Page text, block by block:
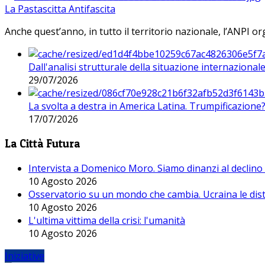
La Pastascitta Antifascita
Anche quest’anno, in tutto il territorio nazionale, l’ANPI
Dall'analisi strutturale della situazione
29/07/2026
La svolta a destra in America Latina. Trumpificazione?
17/07/2026
La Città Futura
Intervista a Domenico Moro. Siamo dinanzi al declino
10 Agosto 2026
Osservatorio su un mondo che cambia. Ucraina le
10 Agosto 2026
L'ultima vittima della crisi: l'umanità
10 Agosto 2026
Iniziative